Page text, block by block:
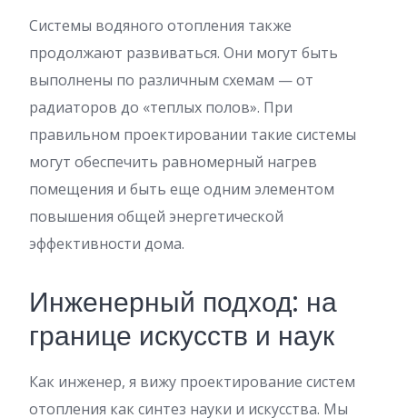
Системы водяного отопления также
продолжают развиваться. Они могут быть
выполнены по различным схемам — от
радиаторов до «теплых полов». При
правильном проектировании такие системы
могут обеспечить равномерный нагрев
помещения и быть еще одним элементом
повышения общей энергетической
эффективности дома.
Инженерный подход: на
границе искусств и наук
Как инженер, я вижу проектирование систем
отопления как синтез науки и искусства. Мы